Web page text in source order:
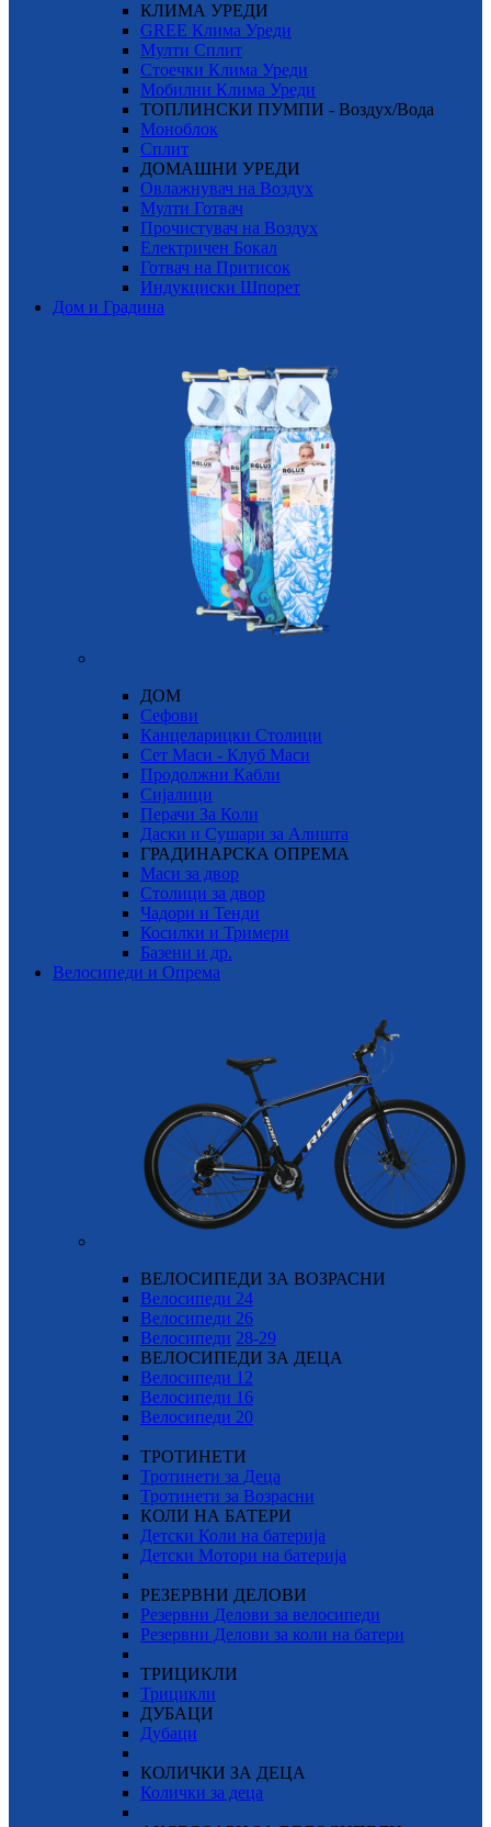
КЛИМА УРЕДИ
GREE Клима Уреди
Мулти Сплит
Стоечки Клима Уреди
Мобилни Клима Уреди
ТОПЛИНСКИ ПУМПИ - Воздух/Вода
Моноблок
Сплит
ДОМАШНИ УРЕДИ
Овлажнувач на Воздух
Мулти Готвач
Прочистувач на Воздух
Електричен Бокал
Готвач на Притисок
Индукциски Шпорет
Дом и Градина
ДОМ
Сефови
Канцеларицки Столици
Сет Маси - Клуб Маси
Продолжни Кабли
Сијалици
Перачи За Коли
Даски и Сушари за Алишта
ГРАДИНАРСКА ОПРЕМА
Маси за двор
Столици за двор
Чадори и Тенди
Косилки и Тримери
Базени и др.
Велосипеди и Опрема
ВЕЛОСИПЕДИ ЗА ВОЗРАСНИ
Велосипеди 24
Велосипеди 26
Велосипеди 28-29
ВЕЛОСИПЕДИ ЗА ДЕЦА
Велосипеди 12
Велосипеди 16
Велосипеди 20
ТРОТИНЕТИ
Тротинети за Деца
Тротинети за Возрасни
КОЛИ НА БАТЕРИ
Детски Коли на батерија
Детски Мотори на батерија
РЕЗЕРВНИ ДЕЛОВИ
Резервни Делови за велосипеди
Резервни Делови за коли на батери
ТРИЦИКЛИ
Трицикли
ДУБАЦИ
Дубаци
КОЛИЧКИ ЗА ДЕЦА
Колички за деца